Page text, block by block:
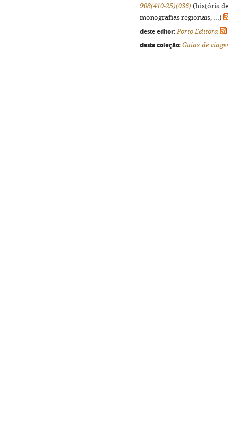
908(410-25)(036) (história
monografias regionais, ...)
deste editor: Porto Editora
desta coleção: Guias de